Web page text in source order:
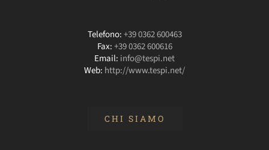
Telefono:+39 0362 600463
Fax:+39 0362 600616
Email: info@tespi.net
Web: http://www.tespi.net/
CHI SIAMO